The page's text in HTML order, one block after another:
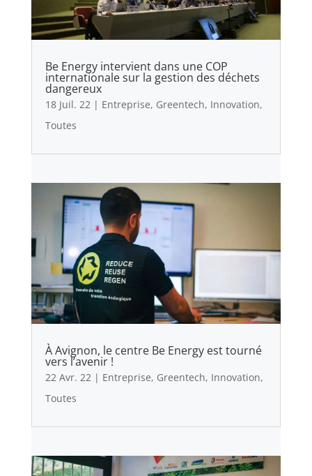
Be Energy intervient dans une COP
internationale sur la gestion des déchets
dangereux
18 Juil. 22 | Entreprise, Greentech, Innovation,
Toutes
À Avignon, le centre Be Energy est tourné
vers l’avenir !
22 Avr. 22| Entreprise, Greentech, Innovation,
Toutes